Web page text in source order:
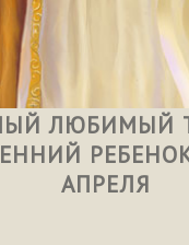
ЛЮБИМЫЙ
АПРЕЛЯ